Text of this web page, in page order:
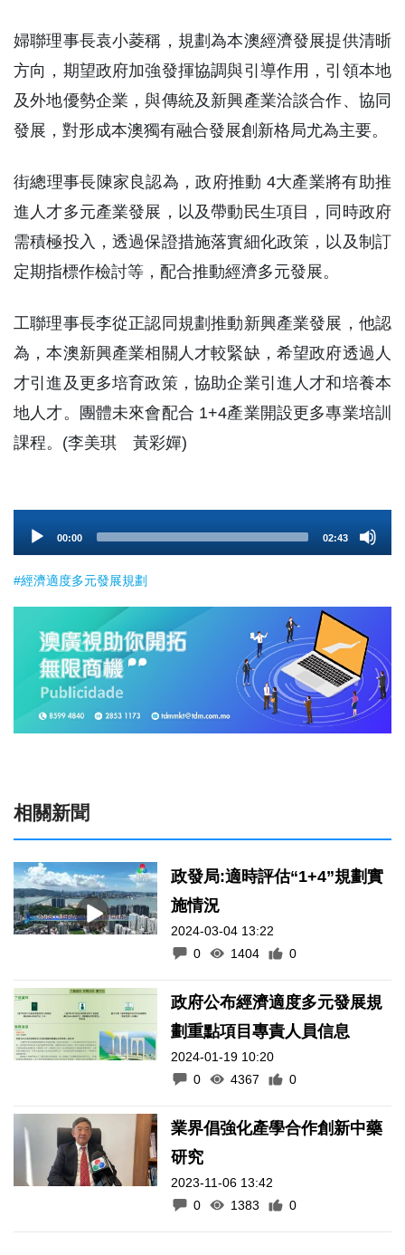
婦聯理事長袁小菱稱，規劃為本澳經濟發展提供清晣
方向，期望政府加強發揮協調與引導作用，引領本地
及外地優勢企業，與傳統及新興產業洽談合作、協同
發展，對形成本澳獨有融合發展創新格局尤為主要。
街總理事長陳家良認為，政府推動 4大產業將有助推
進人才多元產業發展，以及帶動民生項目，同時政府
需積極投入，透過保證措施落實細化政策，以及制訂
定期指標作檢討等，配合推動經濟多元發展。
工聯理事長李從正認同規劃推動新興產業發展，他認
為，本澳新興產業相關人才較緊缺，希望政府透過人
才引進及更多培育政策，協助企業引進人才和培養本
地人才。團體未來會配合 1+4產業開設更多專業培訓
課程。(李美琪 黃彩嬋)
Player
00:00 02:43
#經濟適度多元發展規劃
相關新聞
政發局:適時評估“1+4”規劃實
施情況
2024-03-04 13:22
0
1404 0
政府公布經濟適度多元發展規
劃重點項目專責人員信息
2024-01-19 10:20
0
4367 0
業界倡強化產學合作創新中藥
研究
2023-11-06 13:42
0
1383 0